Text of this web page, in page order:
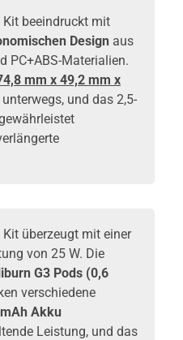
Kit beeindruckt mit
Design aus
PC+ABS-Materialien.
mm x 49,2 mm x
und das 2,5-
überzeugt mit einer
von 25 W. Die
G3 Pods (0,6
verschiedene
Akku
Leistung, und das